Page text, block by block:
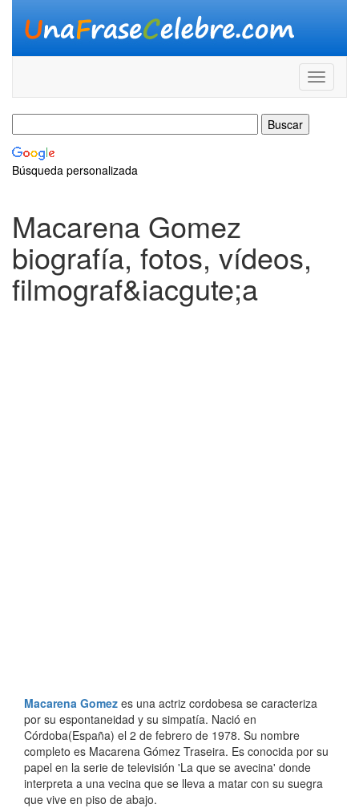
Búsqueda personalizada
Macarena Gomez
biografía, fotos, vídeos,
filmograf&iacgute;a
Macarena Gomez es una actriz cordobesa se caracteriza
por su espontaneidad y su simpatía. Nació en
Córdoba(España) el 2 de febrero de 1978. Su nombre
completo es Macarena Gómez Traseira. Es conocida por su
papel en la serie de televisión 'La que se avecina' donde
interpreta a una vecina que se lleva a matar con su suegra
que vive en piso de abajo.